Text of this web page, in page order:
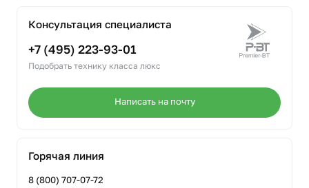
Консультация специалиста
+7 (495) 223-93-01
Подобрать технику класса люкс
Написать на почту
Горячая линия
8 (800) 707-07-72